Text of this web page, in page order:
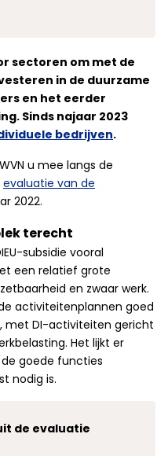
sectoren om met de
in de duurzame
en het eerder
Sinds najaar 2023
bedrijven.
u mee langs de
evaluatie van de
2022.
terecht
subsidie vooral
een relatief grote
en zwaar werk.
activiteitenplannen goed
met DI-activiteiten gericht
Het lijkt er
goede functies
nodig is.
de evaluatie